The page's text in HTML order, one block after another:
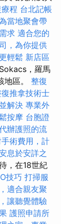
程 台北記帳
當地聚會帶
求 適合您的
，為你提供
輕鬆 新店區
，羅馬
地區。 整復
推拿技術士
解決 專業外
按摩 台胞證
辦護照的流
術費用，計
息於安詳之
，在18世紀
技巧 打掃服
適合親友聚
讓聽覺體驗
護照申請所